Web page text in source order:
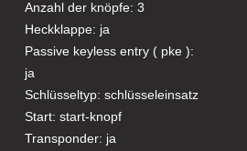
Anzahl der knöpfe: 3
Heckklappe: ja
Passive keyless entry ( pke ):
ja
Schlüsseltyp: schlüsseleinsatz
Start: start-knopf
Transponder: ja